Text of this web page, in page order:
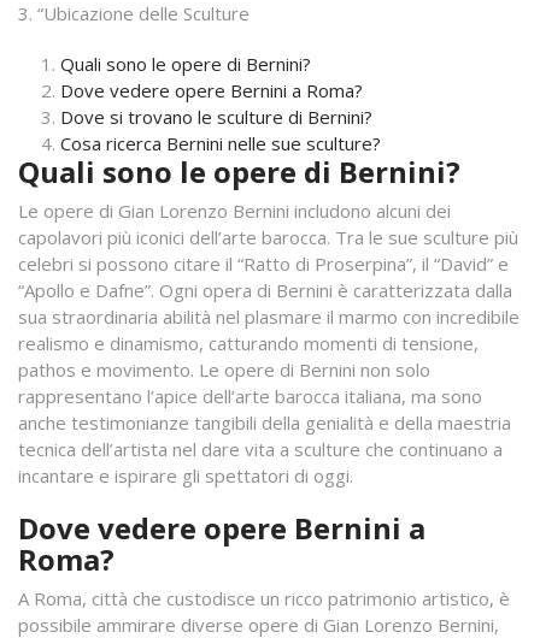
3. “Ubicazione delle Sculture
Quali sono le opere di Bernini?
Dove vedere opere Bernini a Roma?
Dove si trovano le sculture di Bernini?
Cosa ricerca Bernini nelle sue sculture?
Quali sono le opere di Bernini?
Le opere di Gian Lorenzo Bernini includono alcuni dei
capolavori più iconici dell’arte barocca. Tra le sue sculture più
celebri si possono citare il “Ratto di Proserpina”, il “David” e
“Apollo e Dafne”. Ogni opera di Bernini è caratterizzata dalla
sua straordinaria abilità nel plasmare il marmo con incredibile
realismo e dinamismo, catturando momenti di tensione,
pathos e movimento. Le opere di Bernini non solo
rappresentano l’apice dell’arte barocca italiana, ma sono
anche testimonianze tangibili della genialità e della maestria
tecnica dell’artista nel dare vita a sculture che continuano a
incantare e ispirare gli spettatori di oggi.
Dove vedere opere Bernini a
Roma?
A Roma, città che custodisce un ricco patrimonio artistico, è
possibile ammirare diverse opere di Gian Lorenzo Bernini,